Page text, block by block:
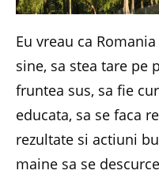
Eu vreau ca
sine, sa stea tare pe
fruntea sus, sa fie
educata, sa se faca
rezultate si actiuni
maine sa se